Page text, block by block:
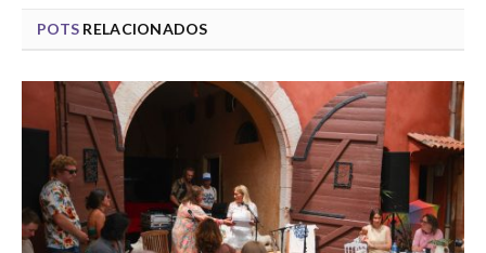
POTS RELACIONADOS